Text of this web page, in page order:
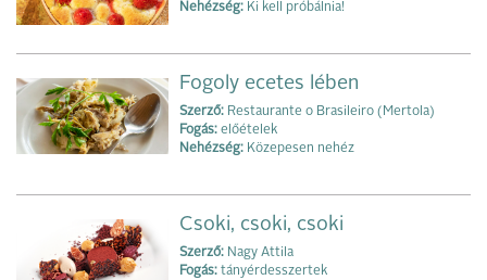
Nehézség: Ki kell próbálnia!
Fogoly ecetes lében
Szerző: Restaurante o Brasileiro (Mertola)
Fogás: előételek
Nehézség: Közepesen nehéz
Csoki, csoki, csoki
Szerző: Nagy Attila
Fogás: tányérdesszertek